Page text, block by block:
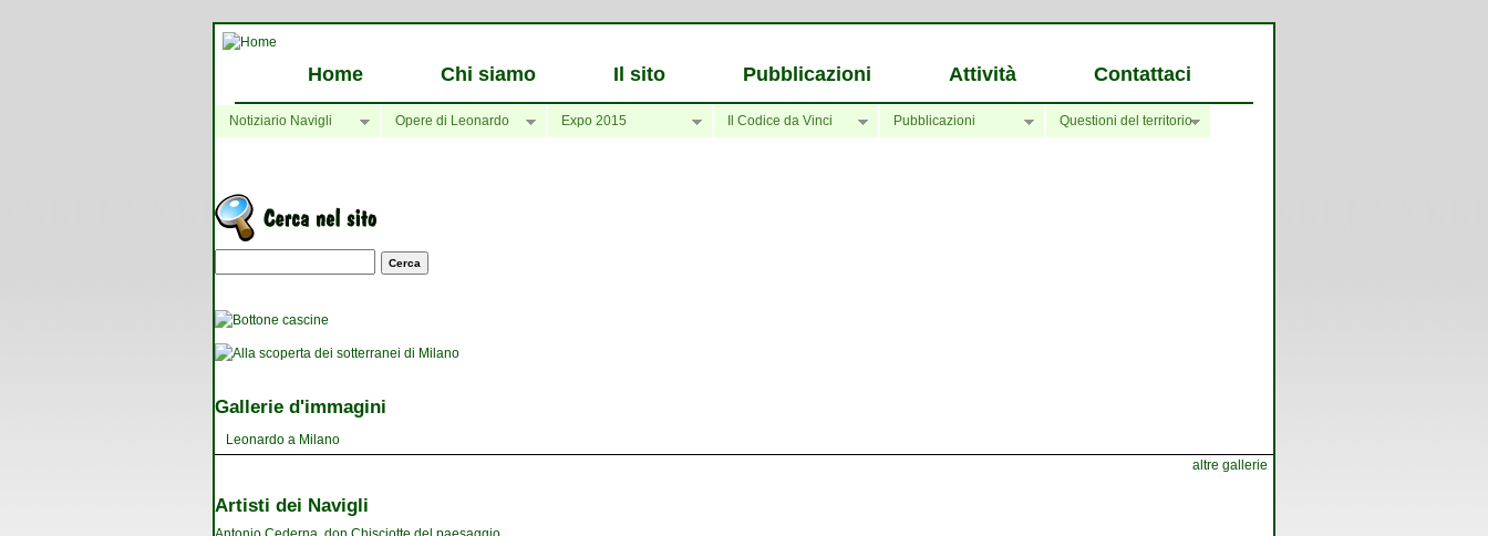
Home Chi siamo Il sito Pubblicazioni Attività Contattaci
Notiziario Navigli Opere di Leonardo Expo 2015 Il Codice da Vinci Pubblicazioni Questioni del territorio
Maschera di ricerca
Gallerie d'immagini
Leonardo a Milano
altre gallerie
Artisti dei Navigli